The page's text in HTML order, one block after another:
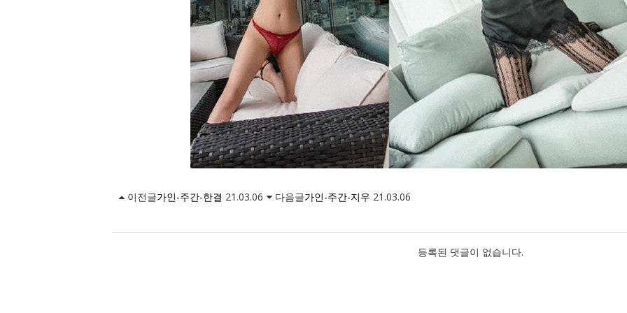
이전글가인-주간-한결 21.03.06 다음글가인-주간-지우 21.03.06
등록된 댓글이 없습니다.